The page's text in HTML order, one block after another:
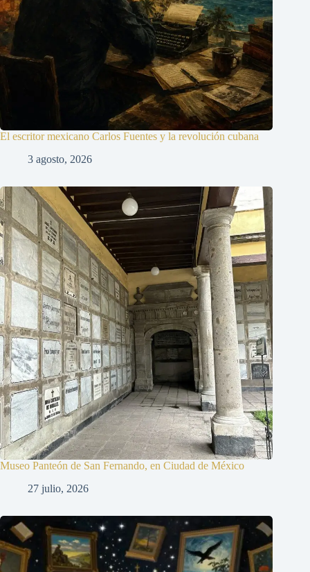
El escritor mexicano Carlos Fuentes y la revolución cubana
3 agosto, 2026
Museo Panteón de San Fernando, en Ciudad de México
27 julio, 2026